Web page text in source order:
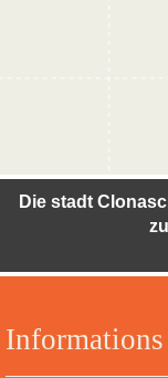
Informations
Die stadt